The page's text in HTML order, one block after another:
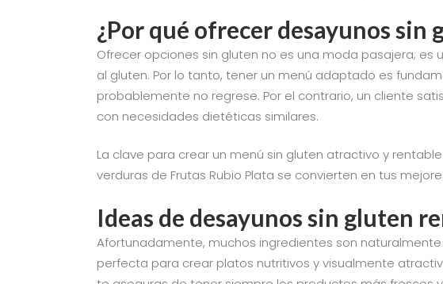
¿Por qué ofrecer desayunos sin
Ofrecer opciones sin gluten no es una moda pasajera;
al gluten. Por lo tanto, tener un menú adaptado es
probablemente no regrese. Por el contrario, un cliente
con necesidades dietéticas similares.
La clave para crear un menú sin gluten atractivo y
verduras de Frutas Rubio Plata se convierten en tus
Ideas de desayunos sin gluten
Afortunadamente, muchos ingredientes son
perfecta para crear platos nutritivos y visualmente